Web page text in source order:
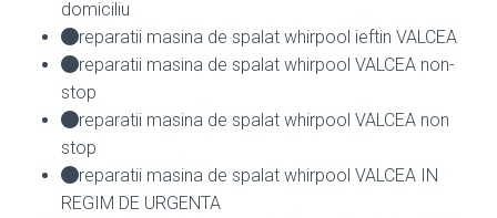
domiciliu
reparatii masina de spalat whirpool ieftin VALCEA
reparatii masina de spalat whirpool VALCEA non-
stop
reparatii masina de spalat whirpool VALCEA non
stop
reparatii masina de spalat whirpool VALCEA IN
REGIM DE URGENTA